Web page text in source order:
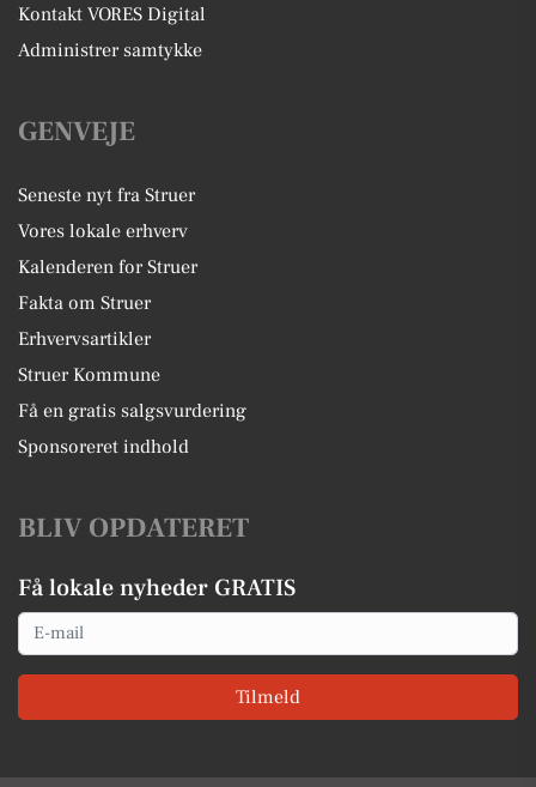
Kontakt VORES Digital
Administrer samtykke
GENVEJE
Seneste nyt fra Struer
Vores lokale erhverv
Kalenderen for Struer
Fakta om Struer
Erhvervsartikler
Struer Kommune
Få en gratis salgsvurdering
Sponsoreret indhold
BLIV OPDATERET
Få lokale nyheder GRATIS
Email
Tilmeld